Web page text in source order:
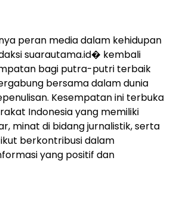
peran media dalam kehidupan
suarautama.id⁠� kembali
bagi putra-putri terbaik
bersama dalam dunia
Kesempatan ini terbuka
Indonesia yang memiliki
minat di bidang jurnalistik, serta
berkontribusi dalam
yang positif dan